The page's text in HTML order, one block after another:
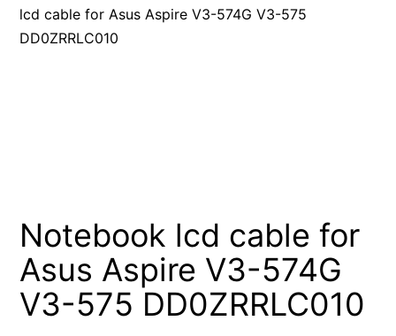
lcd cable for Asus Aspire V3-574G V3-575
DD0ZRRLC010
Notebook lcd cable for
Asus Aspire V3-574G
V3-575 DD0ZRRLC010